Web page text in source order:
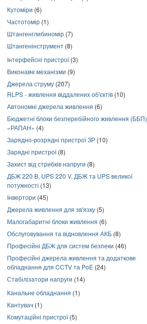
Кутоміри (6)
Частотомір (1)
Штангенглибиномір (7)
Штангенінструмент (8)
Інтерфейсні пристрої(3)
Виконавчі механізми (9)
Джерела струму (207)
RLPS - живлення віддалених об'єктів (10)
Автономні джерела живлення (6)
Бюджетні блоки безперебійного живлення (ББП)
«РАПАН» (4)
Зарядно-розрядні пристрої ЗР (10)
Зарядні пристрої(8)
Захист від стрибків напруги (8)
ДБЖ 220 В, UPS 220 V, ДБЖ та UPS великої
потужності (13)
Інвертори (45)
Джерела живлення для зв'язку (5)
Малогабаритні блоки живлення (6)
Обслуговування та відновлення АКБ (8)
Професійні ДБЖ для систем безпеки (46)
Професійні джерела живлення та додаткове
обладнання для CCTV та PoE (24)
Стабілізатори напруги (14)
Канальне обладнання (1)
Кантувач (1)
Комутаційні пристрої(5)